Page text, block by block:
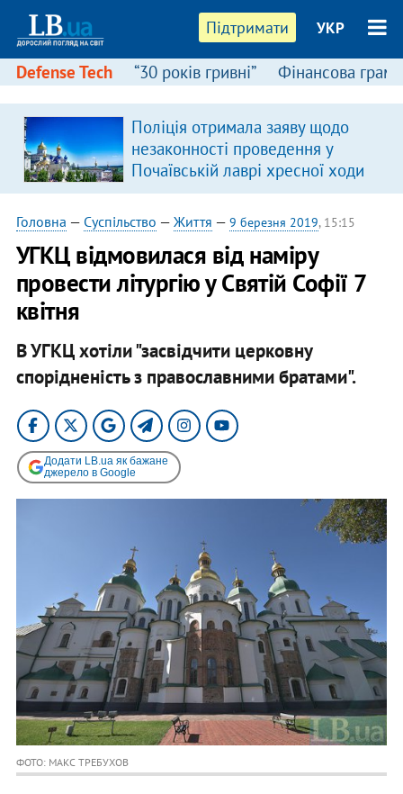
Підтримати УКР
Defense Tech “30 років гривні” Фінансова
Поліція отримала заяву щодо
незаконності проведення у
Почаївській лаврі хресної ходи
Головна — Суспільство — Життя — 9 березня 2019, 15:15
УГКЦ відмовилася від наміру
провести літургію у Святій Софії 7
квітня
В УГКЦ хотіли "засвідчити церковну
спорідненість з православними братами".
Додати LB.ua як бажане
джерело в Google
ФОТО: МАКС ТРЕБУХОВ